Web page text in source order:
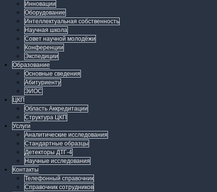
Инновации
Оборудование
Интеллектуальная собственность
Научная школа
Совет научной молодёжи
Конференции
Экспедиции
Образование
Основные сведения
Абитуриенту
ЭИОС
ЦКП
Область Аккредитации
Структура ЦКП
Услуги
Аналитические исследования
Стандартные образцы
Детекторы ДТГ-4
Научные исследования
Контакты
Телефонный справочник
Справочник сотрудников